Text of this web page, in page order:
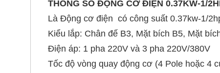
THÔNG SỐ ĐỘNG CƠ ĐIỆN 0.37KW-1/
Là Động cơ điện có công suất 0.37kw-1/
Kiểu lắp: Chân đế B3, Mặt bích B5, Mặt
Điện áp: 1 pha 220V và 3 pha 220V/380V
Tốc độ vòng quay động cơ (4 Pole hoặc 4